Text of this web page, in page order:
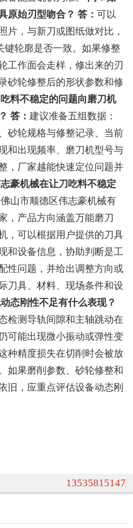
原始刃型吻合？ 答： 可以
片，与新刀或图纸做对比，
键轮廓是否一致。如果修整
工作面会走样，修出来的刃
砂轮修整后的形状参数和修
料不稳定的问题向磨刀机
答： 建议准备五组数据：
砂轮规格与修整记录、当前
和出现频率、磨刀机型号与
，厂家越能快速定位问题并
豪机械在让刀吃料不稳定
佛山市顺德区伟志豪机械有
，产品方向涵盖万能磨刀
，可以根据用户提供的刀具
和设备信息，协助判断是工
性问题，并给出调整方向或
刀具、材料、现场条件和设
态刚性不足有什么表现？
检测导轨间隙和主轴跳动在
可能出现微小振动或弹性变
种精度损失在切削时会被放
如果磨削参数、砂轮修整和
旧，应重点评估设备动态刚
13535815147